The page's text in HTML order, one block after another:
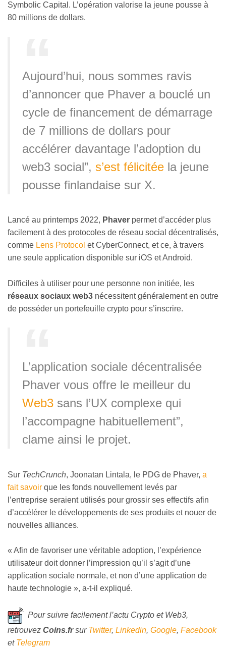
Symbolic Capital. L’opération valorise la jeune pousse à
80 millions de dollars.
Aujourd’hui, nous sommes ravis
d’annoncer que Phaver a bouclé un
cycle de financement de démarrage
de 7 millions de dollars pour
accélérer davantage l’adoption du
web3 social”, s’est félicitée la jeune
pousse finlandaise sur X.
Lancé au printemps 2022, Phaver permet d’accéder plus
facilement à des protocoles de réseau social décentralisés,
comme Lens Protocol et CyberConnect, et ce, à travers
une seule application disponible sur iOS et Android.
Difficiles à utiliser pour une personne non initiée, les
réseaux sociaux web3 nécessitent généralement en outre
de posséder un portefeuille crypto pour s’inscrire.
L’application sociale décentralisée
Phaver vous offre le meilleur du
Web3 sans l’UX complexe qui
l’accompagne habituellement”,
clame ainsi le projet.
Sur TechCrunch, Joonatan Lintala, le PDG de Phaver, a
fait savoir que les fonds nouvellement levés par
l’entreprise seraient utilisés pour grossir ses effectifs afin
d’accélérer le développements de ses produits et nouer de
nouvelles alliances.
« Afin de favoriser une véritable adoption, l’expérience
utilisateur doit donner l’impression qu’il s’agit d’une
application sociale normale, et non d’une application de
haute technologie », a-t-il expliqué.
Pour suivre facilement l’actu Crypto et Web3,
retrouvez Coins.frsur Twitter, Linkedin, Google, Facebook
et Telegram